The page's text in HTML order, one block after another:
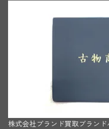
株式会社ブランド買取ブラン